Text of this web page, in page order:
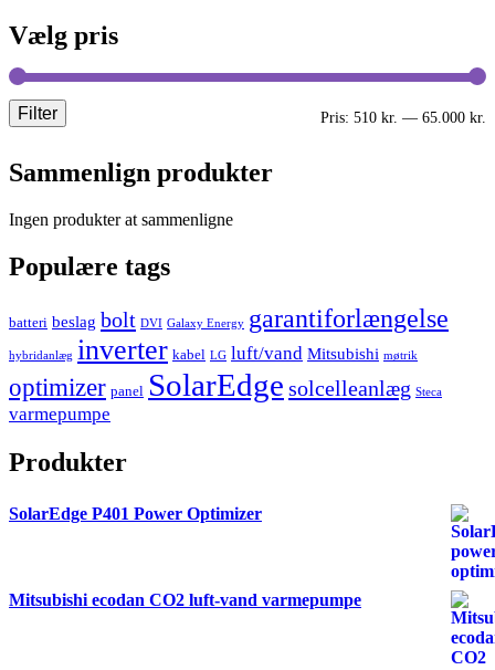
Vælg pris
Filter Pris: 510 kr. — 65.000 kr.
Sammenlign produkter
Ingen produkter at sammenligne
Populære tags
batteri beslag bolt DVI Galaxy Energy garantiforlængelse
hybridanlæg inverter kabel LG luft/vand Mitsubishi møtrik
optimizer panel SolarEdge solcelleanlæg Steca
varmepumpe
Produkter
SolarEdge P401 Power Optimizer
Mitsubishi ecodan CO2 luft-vand varmepumpe